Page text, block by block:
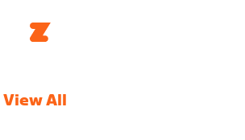
View All